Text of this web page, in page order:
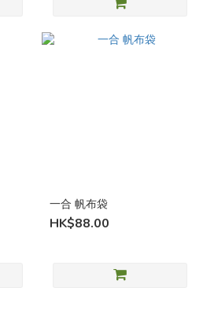
一合 帆布袋
HK$88.00